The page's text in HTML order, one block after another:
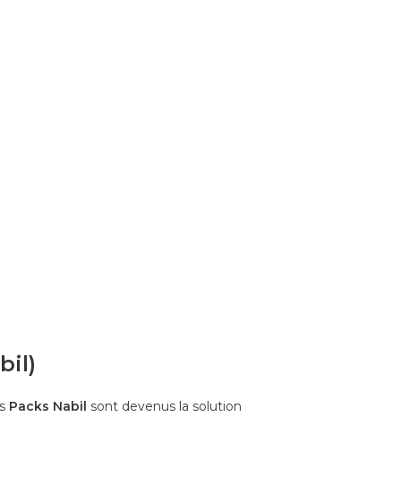
Packs Nabil sont devenus la solution